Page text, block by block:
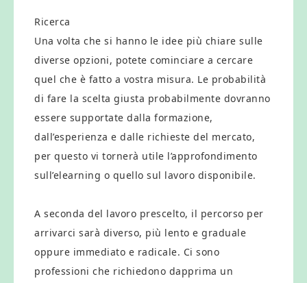
Ricerca
Una volta che si hanno le idee più chiare sulle
diverse opzioni, potete cominciare a cercare
quel che è fatto a vostra misura. Le probabilità
di fare la scelta giusta probabilmente dovranno
essere supportate dalla formazione,
dall’esperienza e dalle richieste del mercato,
per questo vi tornerà utile l’approfondimento
sull’elearning o quello sul lavoro disponibile.
A seconda del lavoro prescelto, il percorso per
arrivarci sarà diverso, più lento e graduale
oppure immediato e radicale. Ci sono
professioni che richiedono dapprima un